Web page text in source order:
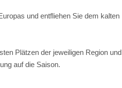
und entfliehen Sie dem kalten
Plätzen der jeweiligen Region und
auf die Saison.